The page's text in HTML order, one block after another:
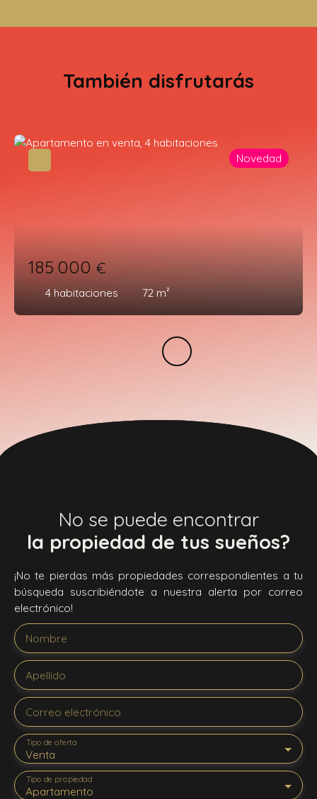
También disfrutarás
185 000€
4 habitaciones 72 m²
Novedad
No se puede encontrar
la propiedad de tus sueños?
¡No te pierdas más propiedades correspondientes a tu
búsqueda suscribiéndote a nuestra alerta por correo
electrónico!
Nombre
Apellido
Correo electrónico
Venta
Tipo de oferta
Apartamento
Tipo de propiedad